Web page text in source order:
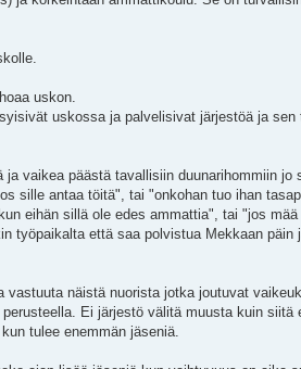
uskon.
uskossa ja palvelisivat järjestöä ja sen
vaikea päästä tavallisiin duunarihommiin
sille antaa töitä", tai "onkohan tuo ihan
eihän sillä ole edes ammattia", tai "jos
työpaikalta että saa polvistua Mekkaan päin
näistä nuorista jotka joutuvat
Ei järjestö välitä muusta kuin siitä
tulee enemmän jäseniä.